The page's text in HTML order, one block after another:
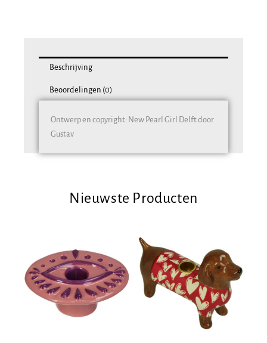
aantal
Beschrijving
Beoordelingen (0)
Ontwerp en copyright: New Pearl Girl Delft door
Gustav
Nieuwste Producten